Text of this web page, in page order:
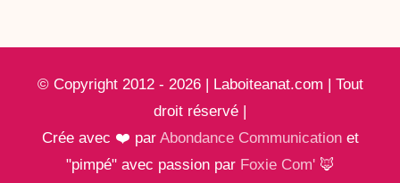
© Copyright 2012 - 2026 | Laboiteanat.com | Tout
droit réservé |
Crée avec ❤️ par Abondance Communicationet
"pimpé" avec passion par Foxie Com'🦊